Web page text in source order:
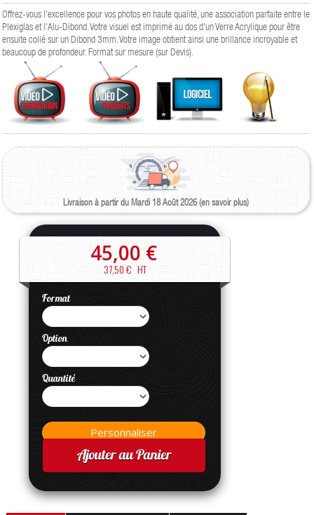
Offrez-vous l'excellence pour vos photos en haute qualité, une association parfaite entre le
Plexiglas et l'Alu-Dibond. Votre visuel est imprimé au dos d'un Verre Acrylique pour être
ensuite collé sur un Dibond 3mm. Votre image obtient ainsi une brillance incroyable et
beaucoup de profondeur. Format sur mesure (sur Devis).
Livraison à partir du Mardi 18 Août 2026 (en savoir plus)
45,00 €
37,50 €HT
Format
Option
Quantité
Ajouter au Panier